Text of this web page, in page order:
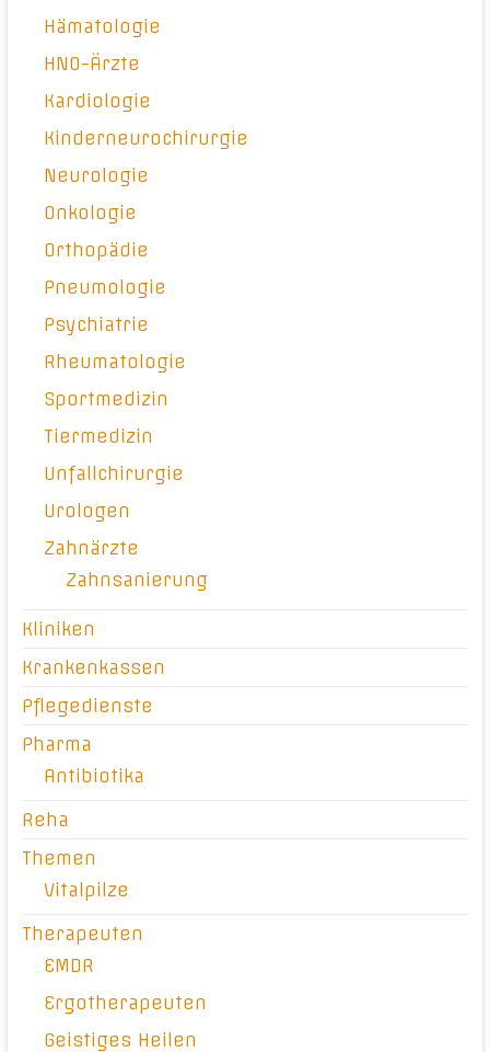
Hämatologie
HNO-Ärzte
Kardiologie
Kinderneurochirurgie
Neurologie
Onkologie
Orthopädie
Pneumologie
Psychiatrie
Rheumatologie
Sportmedizin
Tiermedizin
Unfallchirurgie
Urologen
Zahnärzte
Zahnsanierung
Kliniken
Krankenkassen
Pflegedienste
Pharma
Antibiotika
Reha
Themen
Vitalpilze
Therapeuten
EMDR
Ergotherapeuten
Geistiges Heilen